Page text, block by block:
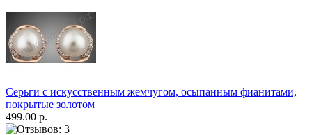
Серьги с искусственным жемчугом, осыпанным фианитами,
покрытые золотом
499.00 р.